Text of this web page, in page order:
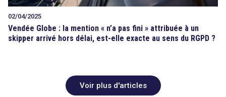
02/04/2025
Vendée Globe : la mention « n’a pas fini » attribuée à un
skipper arrivé hors délai, est-elle exacte au sens du RGPD ?
Voir plus d'articles